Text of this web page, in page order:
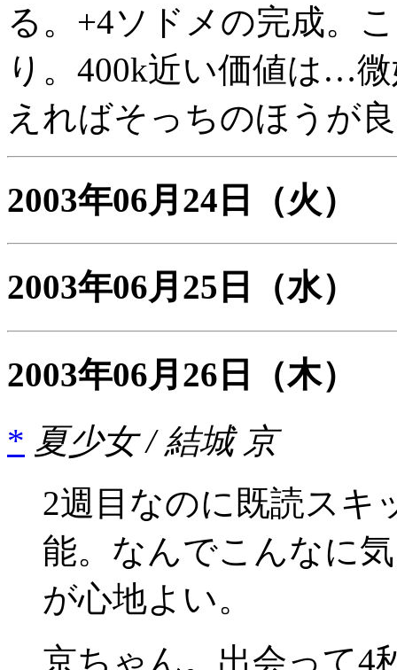
る。+4ソドメの完成。
り。400k近い価値は…
えればそっちのほうが
2003年06月24日 （火）
2003年06月25日 （水）
2003年06月26日
（木）
* 夏少女 / 結城 京
2週目なのに既読スキ
能。なんでこんなに
が心地よい。
京ちゃん。出会って4